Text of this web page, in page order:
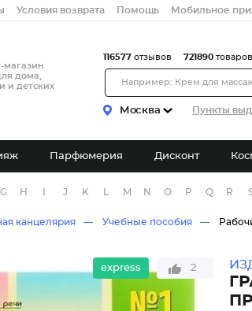
Условия возврата Помощь Мобильное
магазин
дома,
и детских
Москва Пункты
116577 отзывов 721890 товаров
Парфюмерия Дисконт
G H J K M N O P Q R
канцелярия Учебные пособия
express 2